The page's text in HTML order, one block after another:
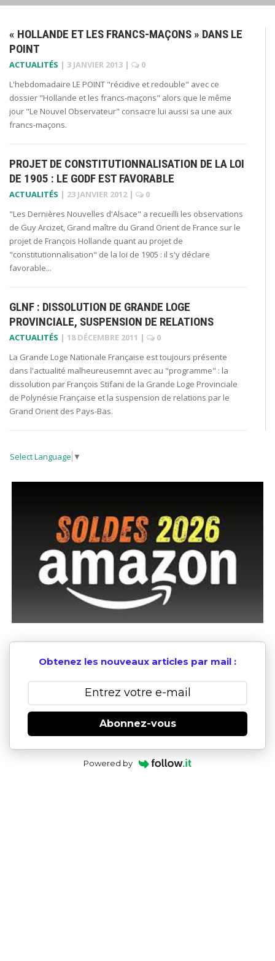
« HOLLANDE ET LES FRANCS-MAÇONS » DANS LE
POINT
ACTUALITÉS | 3 JANVIER 2013 |
0
L'hebdomadaire LE POINT "récidive et redouble" avec ce
dossier "Hollande et les francs-maçons" alors que le même
jour "Le Nouvel Observateur" consacre lui aussi sa une aux
francs-maçons.
PROJET DE CONSTITUTIONNALISATION DE LA LOI
DE 1905 : LE GODF EST FAVORABLE
ACTUALITÉS | 23 JANVIER 2012 |
0
"Les Dernières Nouvelles d'Alsace" a recueilli les observations
de Guy Arcizet, Grand maître du Grand Orient de France sur le
projet de François Hollande quant au projet de
"constitutionnalisation" de la loi de 1905 : il s'y déclare
favorable...
GLNF : DISSOLUTION DE GRANDE LOGE
PROVINCIALE, SUSPENSION DE RELATIONS
ACTUALITÉS | 18 DÉCEMBRE 2011 |
0
La Grande Loge Nationale Française est toujours présente
dans l'actualité malheureusemnt avec au "programme" : la
dissolution par François Stifani de la Grande Loge Provinciale
de Polynésie Française et la suspension de relations par le
Grand Orient des Pays-Bas.
Select Language ▼
Obtenez les nouveaux articles par mail :
Abonnez-vous
Powered by